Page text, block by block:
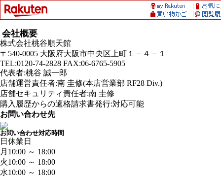
会社概要
株式会社桃谷順天館
〒540-0005 大阪府大阪市中央区上町１－４－１
TEL:0120-74-2828 FAX:06-6765-5905
代表者:桃谷 誠一郎
店舗運営責任者:南 圭修(本店営業部 RF28 Div.)
店舗セキュリティ責任者:南 圭修
購入履歴からの適格請求書発行:対応可能
お問い合わせ先
お問い合わせ対応時間
日 休業日
月 10:00 ～ 18:00
火10:00 ～ 18:00
水10:00 ～ 18:00